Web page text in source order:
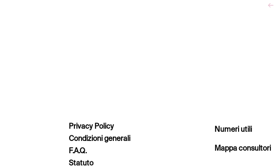
←
Privacy Policy
Condizioni generali
F.A.Q.
Statuto
Numeri utili
Mappa consultori